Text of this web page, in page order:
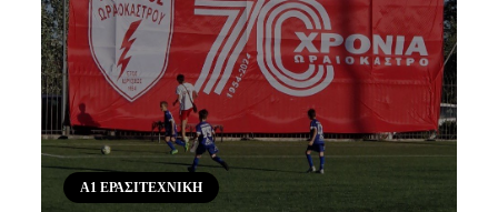
Α1 ΕΡΑΣΙΤΕΧΝΙΚΗ